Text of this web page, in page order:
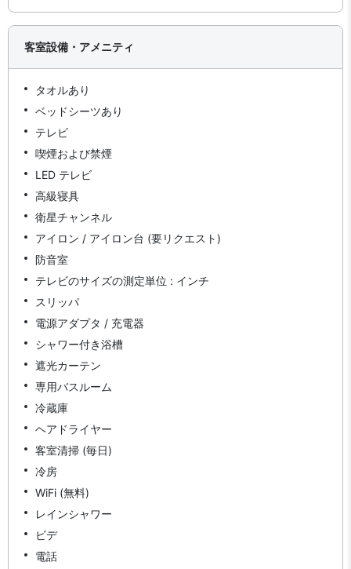
客室設備・アメニティ
タオルあり
ベッドシーツあり
テレビ
喫煙および禁煙
LED テレビ
高級寝具
衛星チャンネル
アイロン / アイロン台 (要リクエスト)
防音室
テレビのサイズの測定単位 : インチ
スリッパ
電源アダプタ / 充電器
シャワー付き浴槽
遮光カーテン
専用バスルーム
冷蔵庫
ヘアドライヤー
客室清掃 (毎日)
冷房
WiFi (無料)
レインシャワー
ビデ
電話